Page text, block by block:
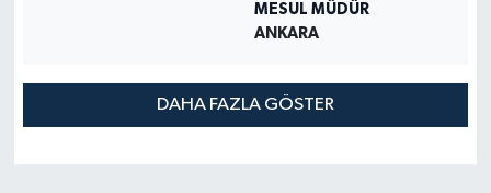
MESUL MÜDÜR
ANKARA
DAHA FAZLA GÖSTER